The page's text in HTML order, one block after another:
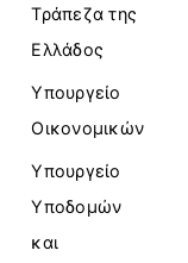
Τράπεζα της
Ελλάδος
Υπουργείο
Οικονομικών
Υπουργείο
Υποδομών
και